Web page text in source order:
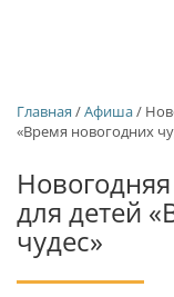
Главная /Афиша/
«Время новогодних
для детей
чудес»